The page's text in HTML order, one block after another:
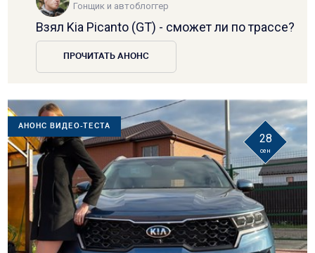
Гонщик и автоблоггер
Взял Kia Picanto (GT) - сможет ли по трассе?
ПРОЧИТАТЬ АНОНС
АНОНС ВИДЕО-ТЕСТА
28
сен